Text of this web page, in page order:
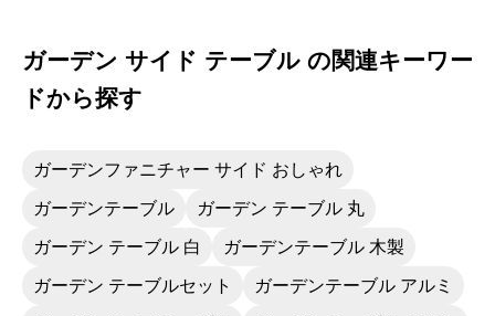
ガーデン サイド テーブル の関連キーワー
ドから探す
ガーデンファニチャー サイド おしゃれ
ガーデンテーブル ガーデン テーブル 丸
ガーデン テーブル 白 ガーデンテーブル 木製
ガーデン テーブルセット ガーデンテーブル アルミ